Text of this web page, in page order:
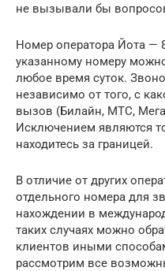
не вызывали бы
Номер оператора Йота —
указанному номеру
любое время суток.
независимо от того, с
вызов (Билайн, МТС,
Исключением являются
находитесь за границей.
В отличие от других
отдельного номера для
нахождении в
таких случаях можно
клиентов иными
рассмотрим все